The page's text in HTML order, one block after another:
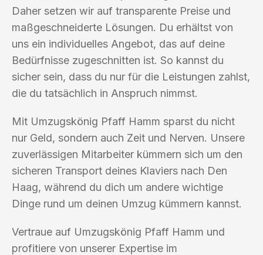
Daher setzen wir auf transparente Preise und
maßgeschneiderte Lösungen. Du erhältst von
uns ein individuelles Angebot, das auf deine
Bedürfnisse zugeschnitten ist. So kannst du
sicher sein, dass du nur für die Leistungen zahlst,
die du tatsächlich in Anspruch nimmst.
Mit Umzugskönig Pfaff Hamm sparst du nicht
nur Geld, sondern auch Zeit und Nerven. Unsere
zuverlässigen Mitarbeiter kümmern sich um den
sicheren Transport deines Klaviers nach Den
Haag, während du dich um andere wichtige
Dinge rund um deinen Umzug kümmern kannst.
Vertraue auf Umzugskönig Pfaff Hamm und
profitiere von unserer Expertise im